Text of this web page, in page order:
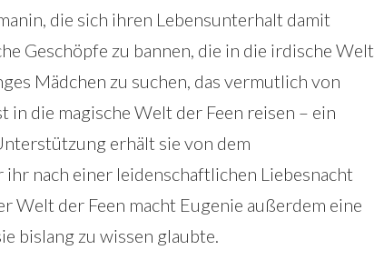
die sich ihren Lebensunterhalt damit
Geschöpfe zu bannen, die in die irdische Welt
Mädchen zu suchen, das vermutlich von
in die magische Welt der Feen reisen – ein
erhält sie von dem
nach einer leidenschaftlichen Liebesnacht
Welt der Feen macht Eugenie außerdem eine
bislang zu wissen glaubte.